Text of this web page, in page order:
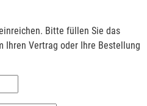
Bitte füllen Sie das
Ihren Vertrag oder Ihre Bestellung